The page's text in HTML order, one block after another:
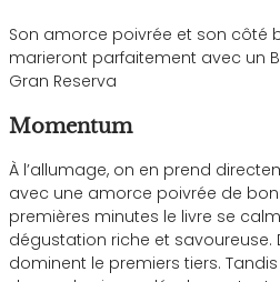
Son amorce poivrée et son côté
marieront parfaitement avec un
Gran Reserva
Momentum
À l’allumage, on en prend
avec une amorce poivrée de
premières minutes le livre se
dégustation riche et savoureuse.
dominent le premiers tiers.